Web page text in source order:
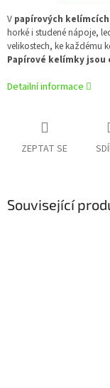
V papírových kelímcích
horké i studené nápoje,
velikostech, ke každému
Papírové kelímky jsou
Detailní informace
ZEPTAT SE
Související